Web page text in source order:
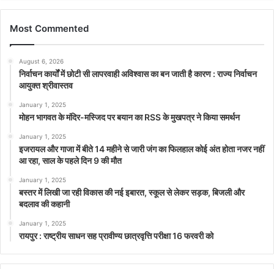
Most Commented
August 6, 2026
निर्वाचन कार्यों में छोटी सी लापरवाही अविश्वास का बन जाती है कारण : राज्य निर्वाचन
आयुक्त श्रीवास्तव
January 1, 2025
मोहन भागवत के मंदिर-मस्जिद पर बयान का RSS के मुखपत्र ने किया समर्थन
January 1, 2025
इजरायल और गाजा में बीते 14 महीने से जारी जंग का फिलहाल कोई अंत होता नजर नहीं
आ रहा, साल के पहले दिन 9 की मौत
January 1, 2025
बस्तर में लिखी जा रही विकास की नई इबारत, स्कूल से लेकर सड़क, बिजली और
बदलाव की कहानी
January 1, 2025
रायपुर : राष्ट्रीय साधन सह प्रावीण्य छात्रवृत्ति परीक्षा 16 फरवरी को